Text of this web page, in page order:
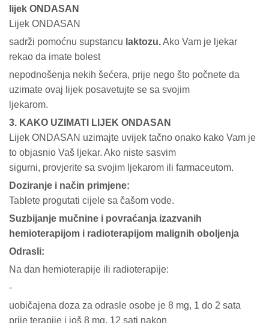
lijek ONDASAN
Lijek ONDASAN
sadrži pomoćnu supstancu laktozu.Ako Vam je ljekar
rekao da imate bolest
nepodnošenja nekih šećera, prije nego što počnete da
uzimate ovaj lijek posavetujte se sa svojim
ljekarom.
3. KAKO UZIMATI LIJEK ONDASAN
Lijek ONDASAN uzimajte uvijek tačno onako kako Vam je
to objasnio Vaš ljekar. Ako niste sasvim
sigurni, provjerite sa svojim ljekarom ili farmaceutom.
Doziranje i način primjene:
Tablete progutati cijele sa čašom vode.
Suzbijanje mučnine i povraćanja izazvanih
hemioterapijom i radioterapijom malignih oboljenja
Odrasli:
Na dan hemioterapije ili radioterapije:
-
uobičajena doza za odrasle osobe je 8 mg, 1 do 2 sata
prije terapije i još 8 mg, 12 sati nakon